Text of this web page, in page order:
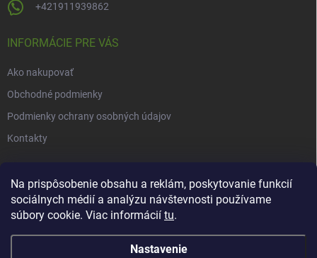
Na prispôsobenie obsahu a reklám, poskytovanie funkcií
sociálnych médií a analýzu návštevnosti používame
súbory cookie. Viac informácií tu.
Nastavenie
+421911939862
INFORMÁCIE PRE VÁS
Ako nakupovať
Obchodné podmienky
Podmienky ochrany osobných údajov
Kontakty
NOVINKY
Novinky v našom e-shope